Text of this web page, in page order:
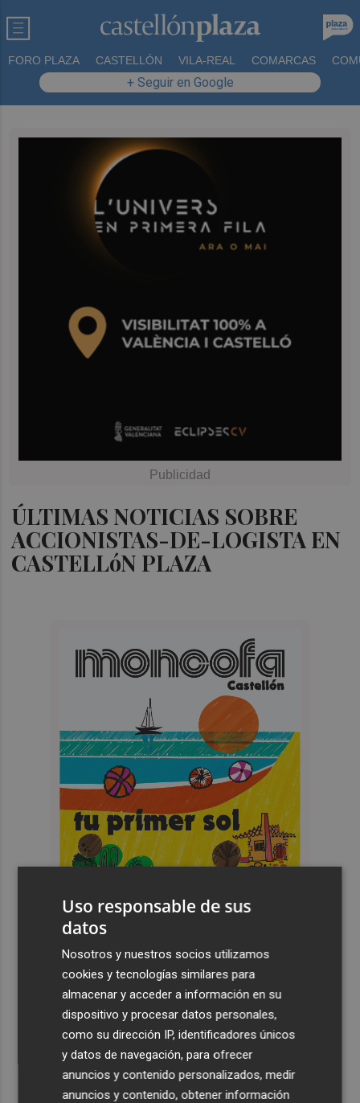
FORO PLAZA CASTELLÓN VILA-REAL COMARCAS
+ Seguir en Google
ÚLTIMAS NOTICIAS SOBRE
ACCIONISTAS-DE-LOGISTA EN
CASTELLóN PLAZA
Últimas Noticias
El Hozono Jairis aún necesita un par de incorporaciones
para su cuarto año en la LF Endesa
Ruz ya hace planes para un posible futuro de Clarisas,
más allá de la rehabilitación: ¿retorno de la Dama?
Uso responsable de sus
datos
Nosotros y nuestros socios utilizamos
cookies y tecnologías similares para
almacenar y acceder a información en su
dispositivo y procesar datos personales,
como su dirección IP, identificadores únicos
y datos de navegación, para ofrecer
anuncios y contenido personalizados, medir
anuncios y contenido, obtener información